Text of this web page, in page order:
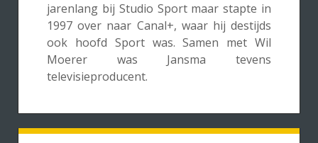
jarenlang bij Studio Sport maar stapte in
1997 over naar Canal+, waar hij destijds
ook hoofd Sport was. Samen met Wil
Moerer was Jansma tevens
televisieproducent.